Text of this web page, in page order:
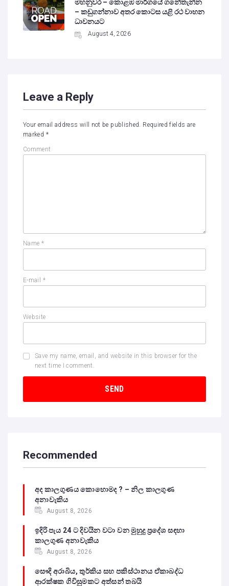
මහනුවර – කොළඹ මාර්ගයේ ගනේතැන්න
– කඩුගන්නාව අතර කොටස යළි රථ වාහන
ධාවනයට
August 4, 2026
Leave a Reply
Your email address will not be published. Required fields are
marked *
Comment
Name *
E-mail *
Website
Save my name, email, and website in this browser for the
next time I comment.
Recommended
අද කාලගුණය කොහොමද ? – නිල කාලගුණ
අනාවැකිය
August 8, 2026
ඉදිරි පැය 24 ට දිවයින වටා වන මුහුදු ප්‍රදේශ සඳහා
කාලගුණ අනාවැකිය
August 8, 2026
සෞදි අරාබිය, තුර්කිය සහ පකිස්ථානය ඒකාබද්ධ
ආරක්ෂක ගිවිසුමකට අත්සන් තබයි